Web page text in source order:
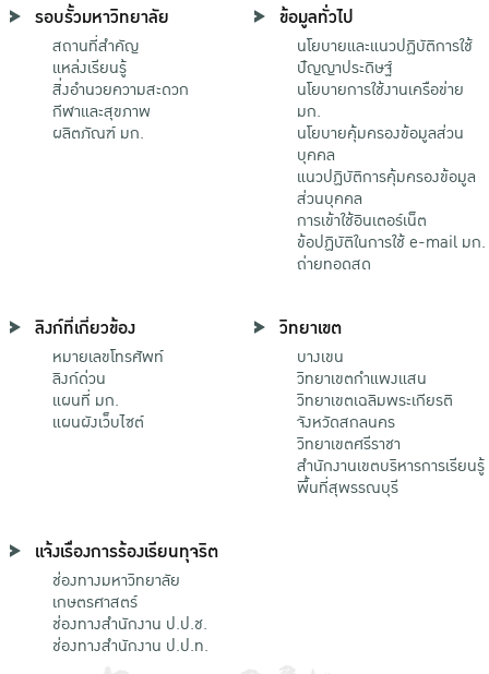
รอบรั้วมหาวิทยาลัย
สถานที่สำคัญ
แหล่งเรียนรู้
สิ่งอำนวยความสะดวก
กีฬาและสุขภาพ
ผลิตภัณฑ์ มก.
ข้อมูลทั่วไป
นโยบายและแนวปฏิบัติการใช้
ปัญญาประดิษฐ์
นโยบายการใช้งานเครือข่าย
มก.
นโยบายคุ้มครองข้อมูลส่วน
บุคคล
แนวปฏิบัติการคุ้มครองข้อมูล
ส่วนบุคคล
การเข้าใช้อินเตอร์เน็ต
ข้อปฏิบัติในการใช้ e-mail มก.
ถ่ายทอดสด
ลิงก์ที่เกี่ยวข้อง
หมายเลขโทรศัพท์
ลิงก์ด่วน
แผนที่ มก.
แผนผังเว็บไซต์
วิทยาเขต
บางเขน
วิทยาเขตกําแพงแสน
วิทยาเขตเฉลิมพระเกียรติ
จังหวัดสกลนคร
วิทยาเขตศรีราชา
สำนักงานเขตบริหารการเรียนรู้
พื้นที่สุพรรณบุรี
แจ้งเรื่องการร้องเรียนทุจริต
ช่องทางมหาวิทยาลัย
เกษตรศาสตร์
ช่องทางสำนักงาน ป.ป.ช.
ช่องทางสำนักงาน ป.ป.ท.